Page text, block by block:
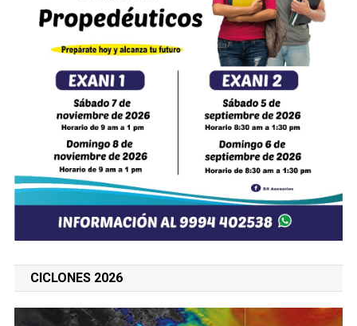
CICLONES 2026